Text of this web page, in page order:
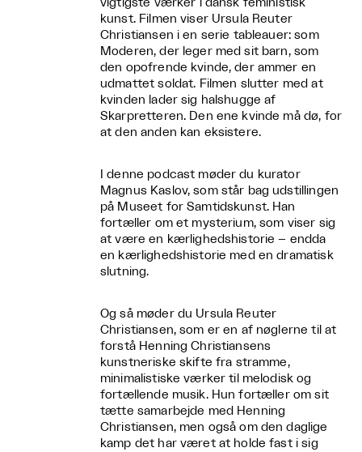
vigtigste værker i dansk feministisk
kunst. Filmen viser Ursula Reuter
Christiansen i en serie tableauer: som
Moderen, der leger med sit barn, som
den opofrende kvinde, der ammer en
udmattet soldat. Filmen slutter med at
kvinden lader sig halshugge af
Skarpretteren. Den ene kvinde må dø, for
at den anden kan eksistere.
I denne podcast møder du kurator
Magnus Kaslov, som står bag udstillingen
på Museet for Samtidskunst. Han
fortæller om et mysterium, som viser sig
at være en kærlighedshistorie – endda
en kærlighedshistorie med en dramatisk
slutning.
Og så møder du Ursula Reuter
Christiansen, som er en af nøglerne til at
forstå Henning Christiansens
kunstneriske skifte fra stramme,
minimalistiske værker til melodisk og
fortællende musik. Hun fortæller om sit
tætte samarbejde med Henning
Christiansen, men også om den daglige
kamp det har været at holde fast i sig